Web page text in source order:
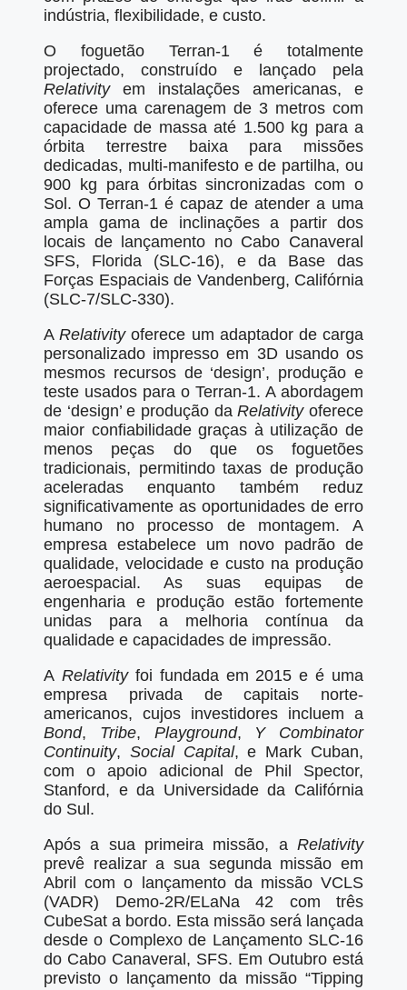
indústria, flexibilidade, e custo.
O foguetão Terran-1 é totalmente
projectado, construído e lançado pela
Relativityem instalações americanas, e
oferece uma carenagem de 3 metros com
capacidade de massa até 1.500 kg para a
órbita terrestre baixa para missões
dedicadas, multi-manifesto e de partilha, ou
900 kg para órbitas sincronizadas com o
Sol. O Terran-1 é capaz de atender a uma
ampla gama de inclinações a partir dos
locais de lançamento no Cabo Canaveral
SFS, Florida (SLC-16), e da Base das
Forças Espaciais de Vandenberg, Califórnia
(SLC-7/SLC-330).
ARelativityoferece um adaptador de carga
personalizado impresso em 3D usando os
mesmos recursos de ‘design’, produção e
teste usados para o Terran-1. A abordagem
de ‘design’ e produção daRelativityoferece
maior confiabilidade graças à utilização de
menos peças do que os foguetões
tradicionais, permitindo taxas de produção
aceleradas enquanto também reduz
significativamente as oportunidades de erro
humano no processo de montagem. A
empresa estabelece um novo padrão de
qualidade, velocidade e custo na produção
aeroespacial. As suas equipas de
engenharia e produção estão fortemente
unidas para a melhoria contínua da
qualidade e capacidades de impressão.
A Relativityfoi fundada em 2015 e é uma
empresa privada de capitais norte-
americanos, cujos investidores incluem a
Bond, Tribe, Playground, Y Combinator
Continuity, Social Capital, e Mark Cuban,
com o apoio adicional de Phil Spector,
Stanford, e da Universidade da Califórnia
do Sul.
Após a sua primeira missão, a Relativity
prevê realizar a sua segunda missão em
Abril com o lançamento da missão VCLS
(VADR) Demo-2R/ELaNa 42 com três
CubeSat a bordo. Esta missão será lançada
desde o Complexo de Lançamento SLC-16
do Cabo Canaveral, SFS. Em Outubro está
previsto o lançamento da missão “Tipping